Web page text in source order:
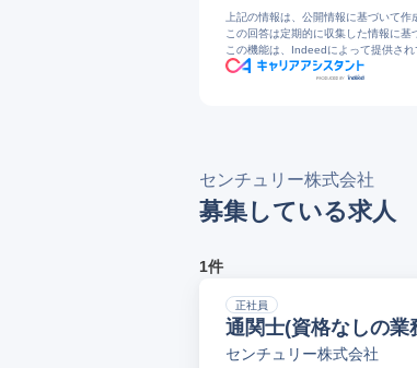
9https://jobtalk.jp/
上記の情報は、公開情報に基づいて
この回答は定期的に収集した情報に基
この機能は、Indeedによって提供され
センチュリー株式会社
募集している求人
1件
正社員
通関士(資格なしの業
センチュリー株式会社